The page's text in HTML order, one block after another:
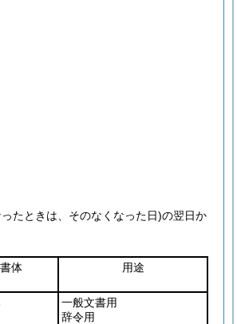
たときは、そのなくなった日)の翌日か
書体 用途
一般文書用
辞令用